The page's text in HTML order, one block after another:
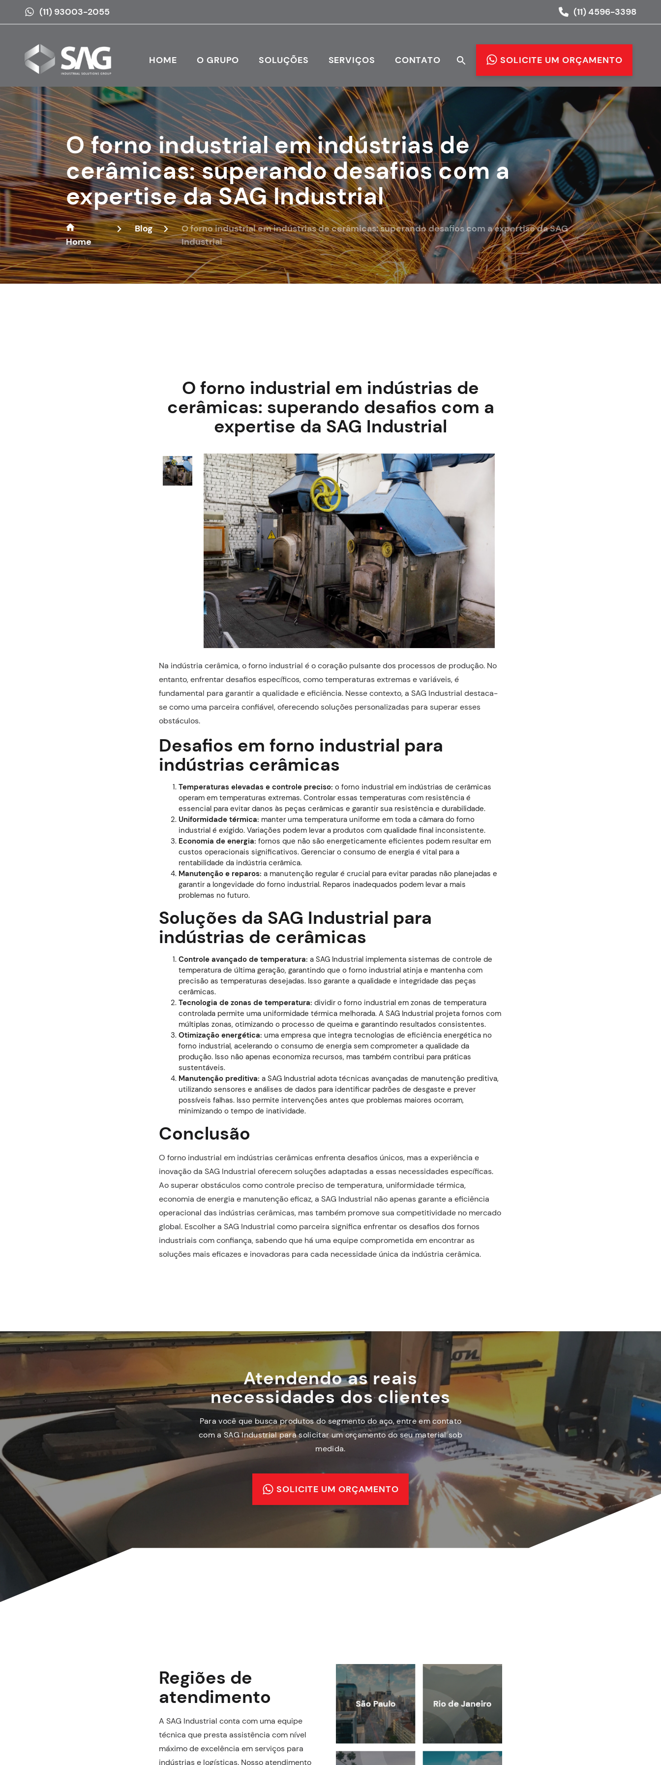
(11) 93003-2055 (11) 4596-3398
HOME O GRUPO SOLUÇÕES SERVIÇOS CONTATO SOLICITE UM ORÇAMENTO
O forno industrial em indústrias de
cerâmicas: superando desafios com a
expertise da SAG Industrial
Home
Blog
O forno industrial em indústrias de cerâmicas: superando desafios com a expertise da SAG
Industrial
O forno industrial em indústrias de
cerâmicas: superando desafios com a
expertise da SAG Industrial
Na indústria cerâmica, o forno industrial é o coração pulsante dos processos de produção. No
entanto, enfrentar desafios específicos, como temperaturas extremas e variáveis, é
fundamental para garantir a qualidade e eficiência. Nesse contexto, a SAG Industrial destaca-
se como uma parceira confiável, oferecendo soluções personalizadas para superar esses
obstáculos.
Desafios em forno industrial para
indústrias cerâmicas
Temperaturas elevadas e controle preciso: o forno industrial em indústrias de cerâmicas
operam em temperaturas extremas. Controlar essas temperaturas com resistência é
essencial para evitar danos às peças cerâmicas e garantir sua resistência e durabilidade.
Uniformidade térmica: manter uma temperatura uniforme em toda a câmara do forno
industrial é exigido. Variações podem levar a produtos com qualidade final inconsistente.
Economia de energia: fornos que não são energeticamente eficientes podem resultar em
custos operacionais significativos. Gerenciar o consumo de energia é vital para a
rentabilidade da indústria cerâmica.
Manutenção e reparos: a manutenção regular é crucial para evitar paradas não planejadas e
garantir a longevidade do forno industrial. Reparos inadequados podem levar a mais
problemas no futuro.
Soluções da SAG Industrial para
indústrias de cerâmicas
Controle avançado de temperatura: a SAG Industrial implementa sistemas de controle de
temperatura de última geração, garantindo que o forno industrial atinja e mantenha com
precisão as temperaturas desejadas. Isso garante a qualidade e integridade das peças
cerâmicas.
Tecnologia de zonas de temperatura: dividir o forno industrial em zonas de temperatura
controlada permite uma uniformidade térmica melhorada. A SAG Industrial projeta fornos com
múltiplas zonas, otimizando o processo de queima e garantindo resultados consistentes.
Otimização energética: uma empresa que integra tecnologias de eficiência energética no
forno industrial, acelerando o consumo de energia sem comprometer a qualidade da
produção. Isso não apenas economiza recursos, mas também contribui para práticas
sustentáveis.
Manutenção preditiva: a SAG Industrial adota técnicas avançadas de manutenção preditiva,
utilizando sensores e análises de dados para identificar padrões de desgaste e prever
possíveis falhas. Isso permite intervenções antes que problemas maiores ocorram,
minimizando o tempo de inatividade.
Conclusão
O forno industrial em indústrias cerâmicas enfrenta desafios únicos, mas a experiência e
inovação da SAG Industrial oferecem soluções adaptadas a essas necessidades específicas.
Ao superar obstáculos como controle preciso de temperatura, uniformidade térmica,
economia de energia e manutenção eficaz, a SAG Industrial não apenas garante a eficiência
operacional das indústrias cerâmicas, mas também promove sua competitividade no mercado
global. Escolher a SAG Industrial como parceira significa enfrentar os desafios dos fornos
industriais com confiança, sabendo que há uma equipe comprometida em encontrar as
soluções mais eficazes e inovadoras para cada necessidade única da indústria cerâmica.
Atendendo as reais
necessidades dos clientes
Para você que busca produtos do segmento do aço, entre em contato
com a SAG Industrial para solicitar um orçamento do seu material sob
medida.
SOLICITE UM ORÇAMENTO
Regiões de
atendimento
A SAG Industrial conta com uma equipe
técnica que presta assistência com nível
máximo de excelência em serviços para
indústrias e logísticas. Nosso atendimento